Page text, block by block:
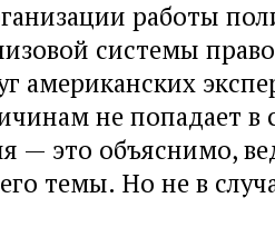
работы
системы
американских
не попадает в
— это объяснимо,
темы. Но не в